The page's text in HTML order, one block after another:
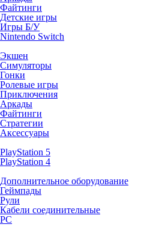
Файтинги
Детские игры
Игры Б/У
Nintendo Switch
Экшен
Симуляторы
Гонки
Ролевые игры
Приключения
Аркады
Файтинги
Стратегии
Аксессуары
PlayStation 5
PlayStation 4
Дополнительное оборудование
Геймпады
Рули
Кабели соединительные
PC